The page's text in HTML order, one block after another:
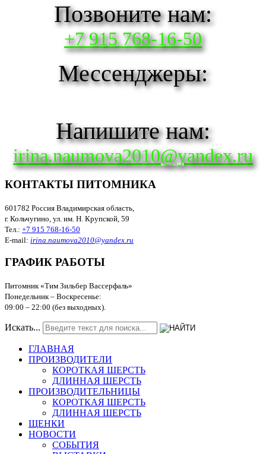
Позвоните нам:
+7 915 768-16-50
Мессенджеры:
Напишите нам:
irina.naumova2010@yandex.ru
КОНТАКТЫ ПИТОМНИКА
601782 Россия Владимирская область,
г. Кольчугино, ул. им. Н. Крупской, 59
Тел.: +7 915 768-16-50
E-mail: irina.naumova2010@yandex.ru
ГРАФИК РАБОТЫ
Питомник «Тим Зильбер Вассерфаль»
Понедельник – Воскресенье:
09:00 – 22:00 (без выходных).
Искать...
ГЛАВНАЯ
ПРОИЗВОДИТЕЛИ
КОРОТКАЯ ШЕРСТЬ
ДЛИННАЯ ШЕРСТЬ
ПРОИЗВОДИТЕЛЬНИЦЫ
КОРОТКАЯ ШЕРСТЬ
ДЛИННАЯ ШЕРСТЬ
ЩЕНКИ
НОВОСТИ
СОБЫТИЯ